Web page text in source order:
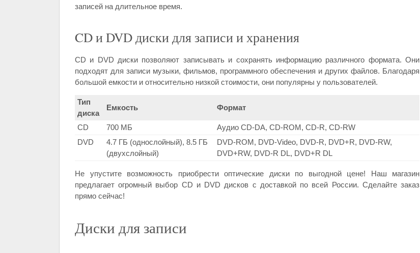
записей на длительное время.
CD и DVD диски для записи и хранения
CD и DVD диски позволяют записывать и сохранять информацию различного формата. Они
подходят для записи музыки, фильмов, программного обеспечения и других файлов. Благодаря
большой емкости и относительно низкой стоимости, они популярны у пользователей.
Тип
диска
Емкость Формат
CD 700 МБ
Аудио CD-DA, CD-ROM, CD-R, CD-RW
DVD
4.7 ГБ (однослойный), 8.5 ГБ
(двухслойный)
DVD-ROM, DVD-Video, DVD-R, DVD+R, DVD-RW,
DVD+RW, DVD-R DL, DVD+R DL
Не упустите возможность приобрести оптические диски по выгодной цене! Наш магазин
предлагает огромный выбор CD и DVD дисков с доставкой по всей России. Сделайте заказ
прямо сейчас!
Диски для записи